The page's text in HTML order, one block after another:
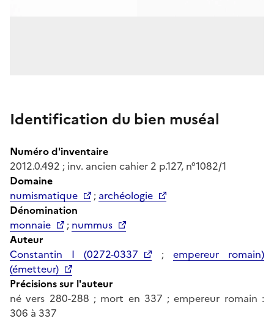
Identification du bien muséal
Numéro d'inventaire
2012.0.492 ; inv. ancien cahier 2 p.127, n°1082/1
Domaine
numismatique
; archéologie
Dénomination
monnaie
; nummus
Auteur
Constantin I (0272-0337
; empereur romain)
(émetteur)
Précisions sur l'auteur
né vers 280-288 ; mort en 337 ; empereur romain :
306 à 337